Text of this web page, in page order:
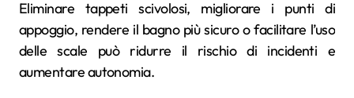
Eliminare tappeti scivolosi, migliorare i punti di
appoggio, rendere il bagno più sicuro o facilitare l’uso
delle scale può ridurre il rischio di incidenti e
aumentare autonomia.